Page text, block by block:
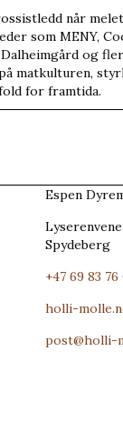
Espen
Spydeberg
+47 69 83 76
holli-
post@holli-
når
som MENY,
og
matkulturen,
for framtida.